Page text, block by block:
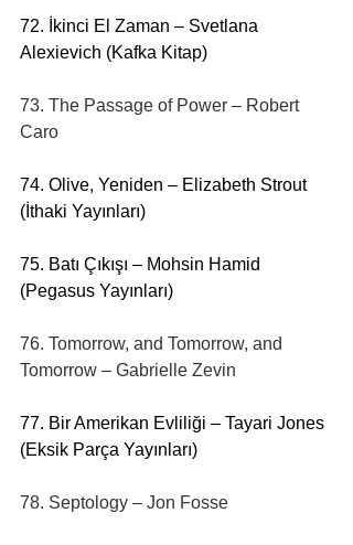
72. İkinci El Zaman – Svetlana
Alexievich (Kafka Kitap)
73. The Passage of Power – Robert
Caro
74. Olive, Yeniden – Elizabeth Strout
(İthaki Yayınları)
75. Batı Çıkışı – Mohsin Hamid
(Pegasus Yayınları)
76. Tomorrow, and Tomorrow, and
Tomorrow – Gabrielle Zevin
77. Bir Amerikan Evliliği – Tayari Jones
(Eksik Parça Yayınları)
78. Septology – Jon Fosse